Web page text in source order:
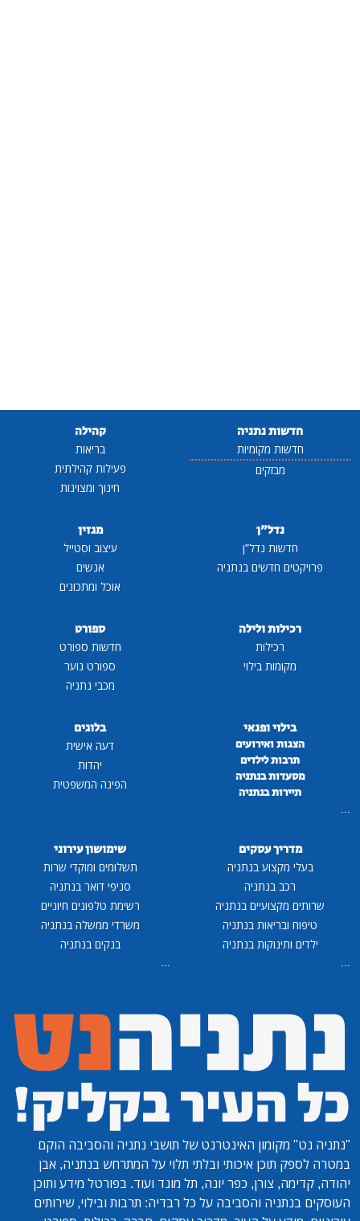
חדשות נתניה
חדשות מקומיות
מבזקים
קהילה
בריאות
פעילות קהילתית
חינוך ומצוינות
נדל"ן
חדשות נדל"ן
פרויקטים חדשים בנתניה
מגזין
עיצוב וסטייל
אנשים
אוכל ומתכונים
רכילות ולילה
רכילות
מקומות בילוי
ספורט
חדשות ספורט
ספורט נוער
מכבי נתניה
בילוי ופנאי
הצגות ואירועים
תרבות לילדים
מסעדות בנתניה
תיירות בנתניה
...
בלוגים
דעה אישית
יהדות
הפינה המשפטית
מדריך עסקים
בעלי מקצוע בנתניה
רכב בנתניה
שרותים מקצועיים בנתניה
טיפוח ובריאות בנתניה
ילדים ותינוקות בנתניה
...
שימושון עירוני
תשלומים ומוקדי שרות
סניפי דואר בנתניה
רשימת טלפונים חיוניים
משרדי ממשלה בנתניה
בנקים בנתניה
...
"נתניה נט" מקומון האינטרנט של תושבי נתניה והסביבה הוקם
במטרה לספק תוכן איכותי ובלתי תלוי על המתרחש בנתניה, אבן
יהודה, קדימה, צורן, כפר יונה, תל מונד ועוד. בפורטל מידע ותוכן
העוסקים בנתניה והסביבה על כל רבדיה: תרבות ובילוי, שירותים